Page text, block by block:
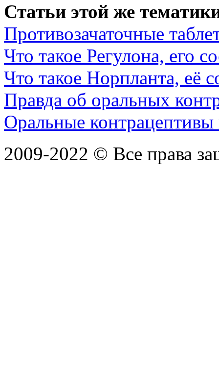
Статьи этой же
Противозачаточные
Что такое Регулона, его
Что такое Норпланта, её
Правда об оральных
Оральные контрацептивы
2009-2022 © Все права